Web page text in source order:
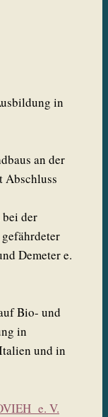
in
an der
Abschluss
der
Demeter e.
Bio- und
in
und in
e. V.